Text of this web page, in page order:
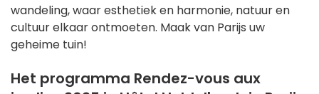
wandeling, waar esthetiek en harmonie, natuur en
cultuur elkaar ontmoeten. Maak van Parijs uw
geheime tuin!
Het programma Rendez-vous aux